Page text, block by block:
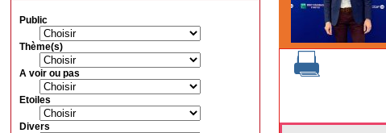
Public
Thème(s)
A voir ou pas
Etoiles
Divers